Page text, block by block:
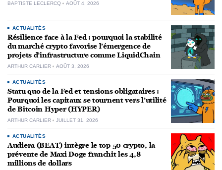
BAPTISTE LECLERCQ AOÛT 4, 2026
ACTUALITÉS
Résilience face à la Fed : pourquoi la stabilité
du marché crypto favorise l’émergence de
projets d’infrastructure comme LiquidChain
ARTHUR CARLIER AOÛT 3, 2026
ACTUALITÉS
Statu quo de la Fed et tensions obligataires :
Pourquoi les capitaux se tournent vers l’utilité
de Bitcoin Hyper (HYPER)
ARTHUR CARLIER JUILLET 31, 2026
ACTUALITÉS
Audiera (BEAT) intègre le top 50 crypto, la
prévente de Maxi Doge franchit les 4,8
millions de dollars